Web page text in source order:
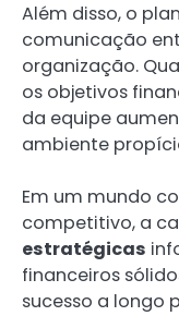
Além disso, o
comunicação
organização.
os objetivos
da equipe
ambiente
Em um mundo
competitivo, a
estratégicas
financeiros
sucesso a longo